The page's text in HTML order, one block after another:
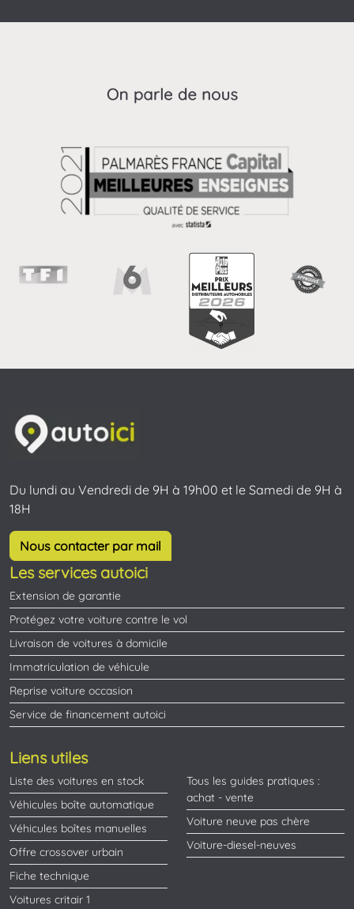
Du lundi au Vendredi de 9H à 19h00 et le Samedi de 9H à
18H
Nous contacter par mail
Les services autoici
Extension de garantie
Protégez votre voiture contre le vol
Livraison de voitures à domicile
Immatriculation de véhicule
Reprise voiture occasion
Service de financement autoici
Liens utiles
Liste des voitures en stock
Véhicules boîte automatique
Véhicules boîtes manuelles
Offre crossover urbain
Fiche technique
Voitures critair 1
Tous les guides pratiques :
achat - vente
Voiture neuve pas chère
Voiture-diesel-neuves